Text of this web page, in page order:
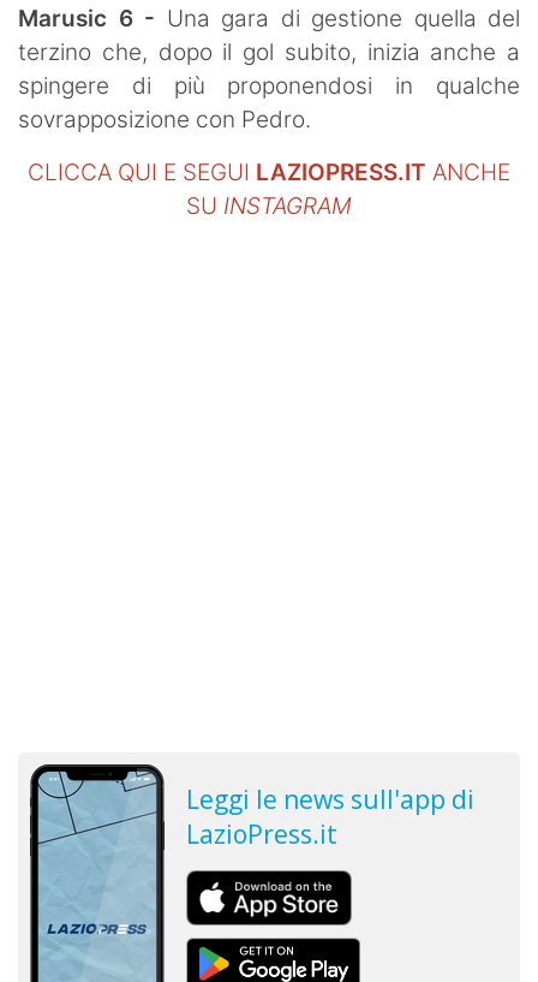
Marusic 6 - Una gara di gestione quella del
terzino che, dopo il gol subito, inizia anche a
spingere di più proponendosi in qualche
sovrapposizione con Pedro.
CLICCA QUI E SEGUI LAZIOPRESS.IT ANCHE
SU INSTAGRAM